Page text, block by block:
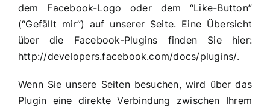
dem Facebook-Logo oder dem “Like-Button”
(“Gefällt mir”) auf unserer Seite. Eine Übersicht
über die Facebook-Plugins finden Sie hier:
http://developers.facebook.com/docs/plugins/.
Wenn Sie unsere Seiten besuchen, wird über das
Plugin eine direkte Verbindung zwischen Ihrem